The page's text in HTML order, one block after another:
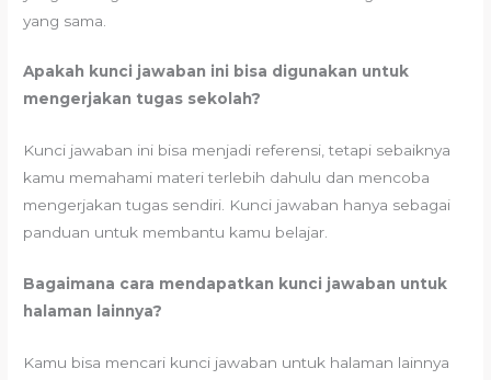
yang sama.
Apakah kunci jawaban ini bisa digunakan untuk
mengerjakan tugas sekolah?
Kunci jawaban ini bisa menjadi referensi, tetapi sebaiknya
kamu memahami materi terlebih dahulu dan mencoba
mengerjakan tugas sendiri. Kunci jawaban hanya sebagai
panduan untuk membantu kamu belajar.
Bagaimana cara mendapatkan kunci jawaban untuk
halaman lainnya?
Kamu bisa mencari kunci jawaban untuk halaman lainnya